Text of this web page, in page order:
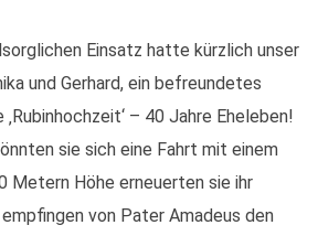
Einsatz hatte kürzlich unser
und Gerhard, ein befreundetes
– 40 Jahre Eheleben!
sie sich eine Fahrt mit einem
Metern Höhe erneuerten sie ihr
von Pater Amadeus den